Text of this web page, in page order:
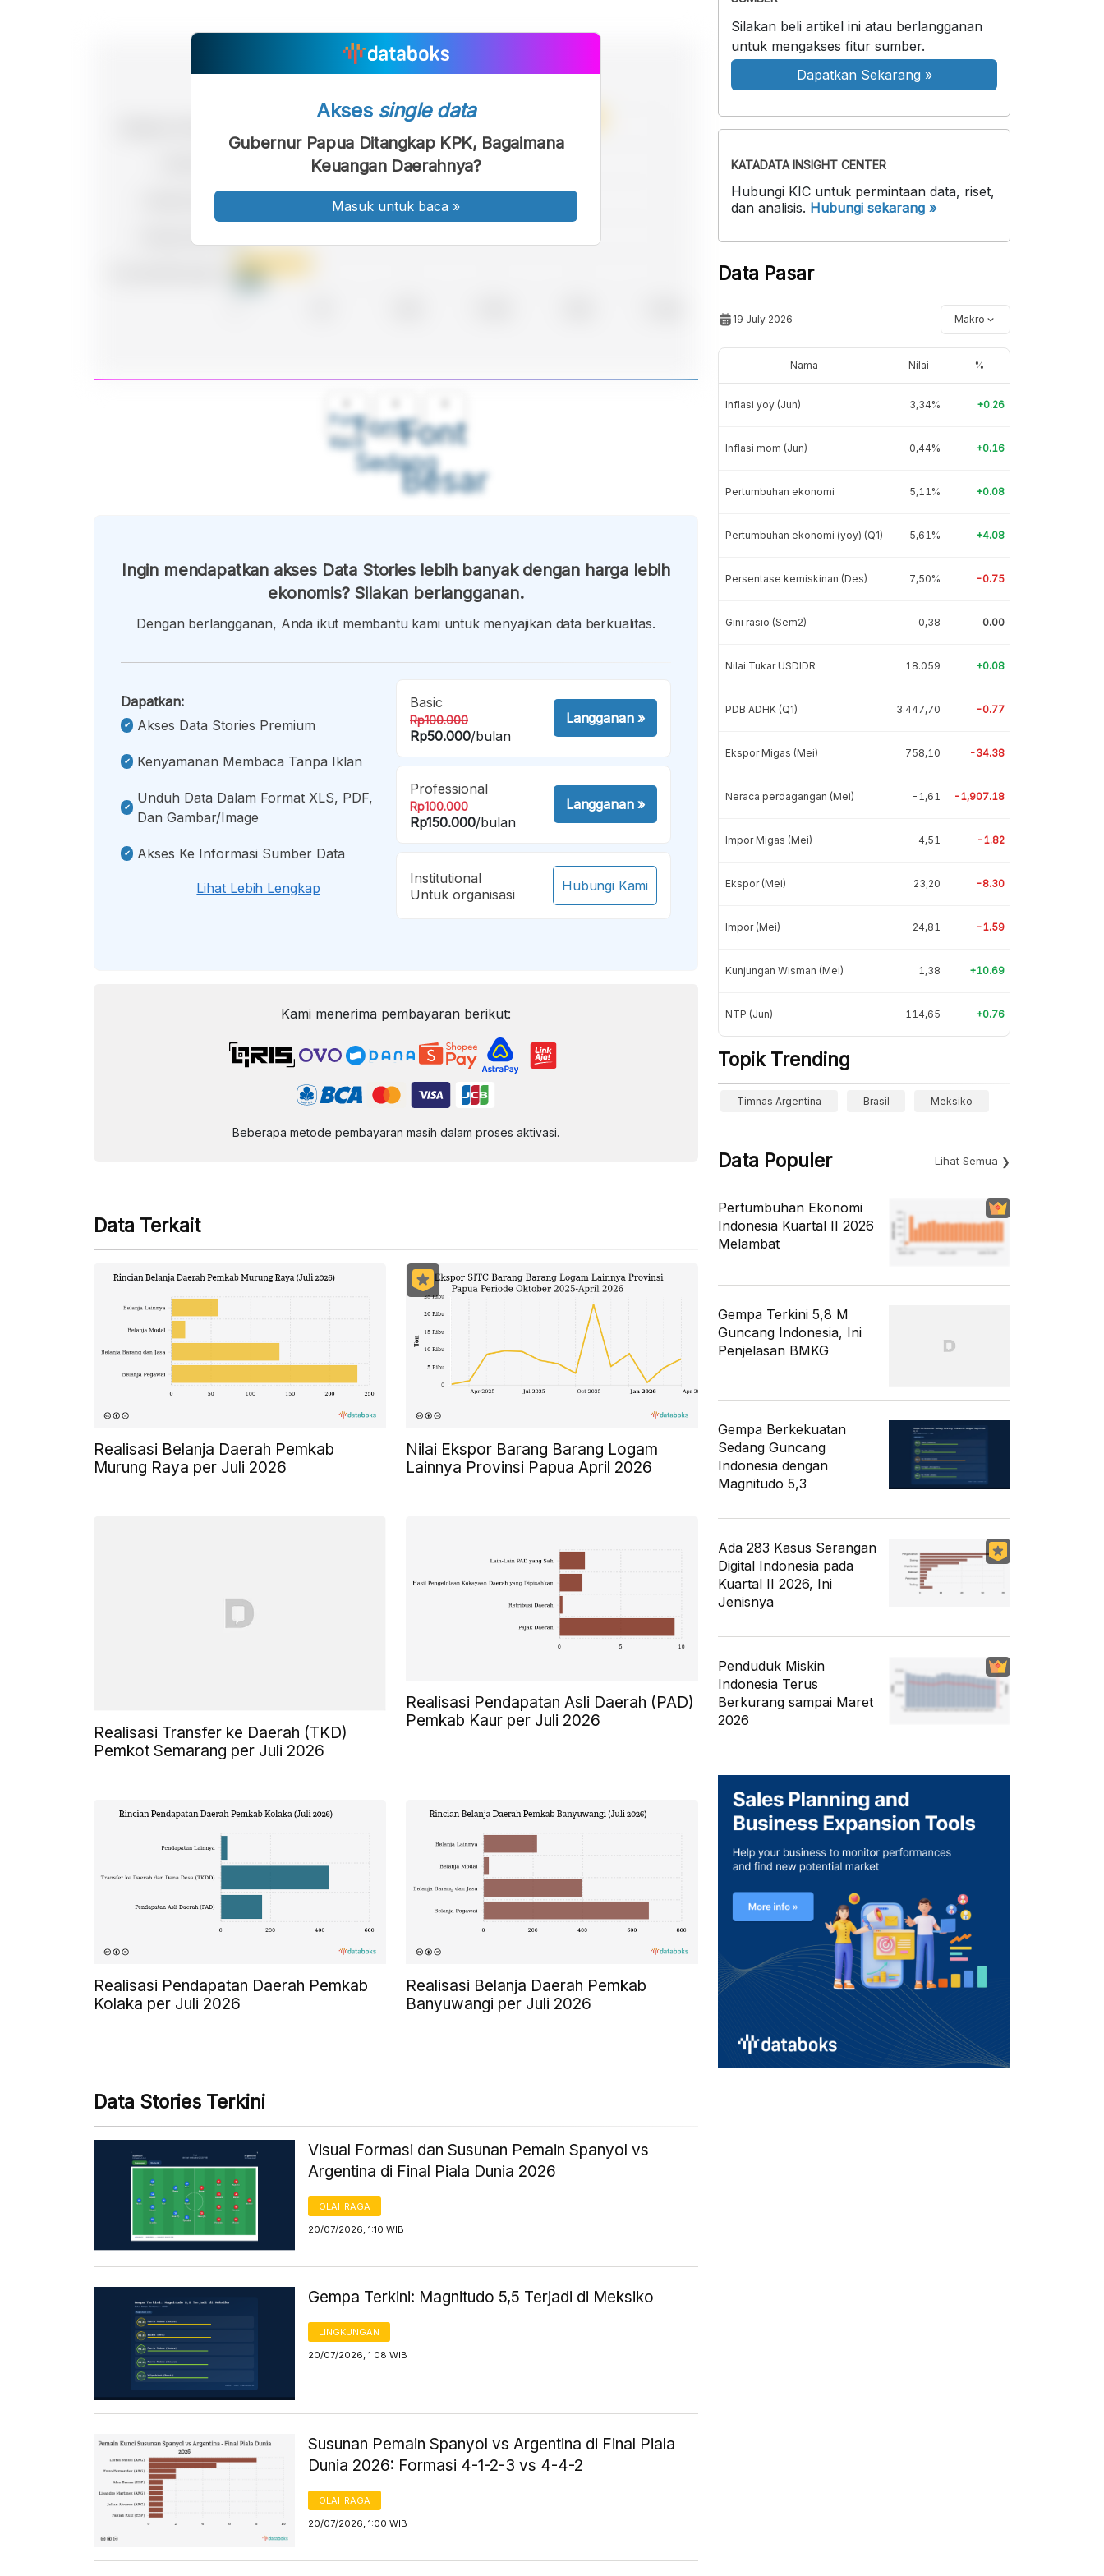
Font
Kecil
Font
Sedang
Font
Besar
Akses single data
Gubernur Papua Ditangkap KPK, Bagaimana
Keuangan Daerahnya?
Masuk untuk baca »
Ingin mendapatkan akses Data Stories lebih banyak dengan harga lebih
ekonomis? Silakan berlangganan.
Dengan berlangganan, Anda ikut membantu kami untuk menyajikan data berkualitas.
Dapatkan:
Akses Data Stories Premium
Kenyamanan Membaca Tanpa Iklan
Unduh Data Dalam Format XLS, PDF,
Dan Gambar/image
Akses Ke Informasi Sumber Data
Lihat Lebih Lengkap
Basic
Rp100.000
Rp50.000/bulan
Langganan»
Professional
Rp100.000
Rp150.000/bulan
Langganan»
Institutional
Untuk organisasi
Hubungi Kami
Kami menerima pembayaran berikut:
Beberapa metode pembayaran masih dalam proses aktivasi.
Data Terkait
Realisasi Belanja Daerah Pemkab
Murung Raya per Juli 2026
Nilai Ekspor Barang Barang Logam
Lainnya Provinsi Papua April 2026
Realisasi Transfer ke Daerah (TKD)
Pemkot Semarang per Juli 2026
Realisasi Pendapatan Asli Daerah (PAD)
Pemkab Kaur per Juli 2026
Realisasi Pendapatan Daerah Pemkab
Kolaka per Juli 2026
Realisasi Belanja Daerah Pemkab
Banyuwangi per Juli 2026
Data Stories Terkini
Visual Formasi dan Susunan Pemain Spanyol vs
Argentina di Final Piala Dunia 2026
OLAHRAGA
20/07/2026, 1:10 WIB
Gempa Terkini: Magnitudo 5,5 Terjadi di Meksiko
LINGKUNGAN
20/07/2026, 1:08 WIB
Susunan Pemain Spanyol vs Argentina di Final Piala
Dunia 2026: Formasi 4-1-2-3 vs 4-4-2
OLAHRAGA
20/07/2026, 1:00 WIB
Silakan beli artikel ini atau berlangganan
untuk mengakses fitur sumber.
Dapatkan Sekarang »
KATADATA INSIGHT CENTER
Hubungi KIC untuk permintaan data, riset,
dan analisis. Hubungi sekarang »
Data Pasar
19 July 2026 Makro
Nama Nilai %
Inflasi yoy (Jun) 3,34% +0.26
Inflasi mom (Jun) 0,44% +0.16
Pertumbuhan ekonomi 5,11% +0.08
Pertumbuhan ekonomi (yoy) (Q1) 5,61% +4.08
Persentase kemiskinan (Des) 7,50% -0.75
Gini rasio (Sem2) 0,38 0.00
Nilai Tukar USDIDR 18.059 +0.08
PDB ADHK (Q1) 3.447,70 -0.77
Ekspor Migas (Mei) 758,10 -34.38
Neraca perdagangan (Mei) -1,61 -1,907.18
Impor Migas (Mei) 4,51 -1.82
Ekspor (Mei) 23,20 -8.30
Impor (Mei) 24,81 -1.59
Kunjungan Wisman (Mei) 1,38 +10.69
NTP (Jun) 114,65 +0.76
Topik Trending
Timnas Argentina Brasil Meksiko
Data Populer Lihat Semua
Pertumbuhan Ekonomi
Indonesia Kuartal II 2026
Melambat
Gempa Terkini 5,8 M
Guncang Indonesia, Ini
Penjelasan BMKG
Gempa Berkekuatan
Sedang Guncang
Indonesia dengan
Magnitudo 5,3
Ada 283 Kasus Serangan
Digital Indonesia pada
Kuartal II 2026, Ini
Jenisnya
Penduduk Miskin
Indonesia Terus
Berkurang sampai Maret
2026